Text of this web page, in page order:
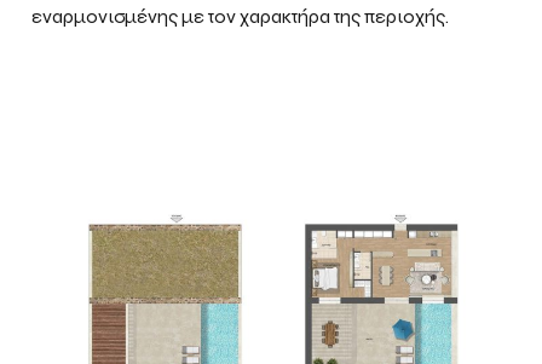
εναρμονισμένης με τον χαρακτήρα της περιοχής.